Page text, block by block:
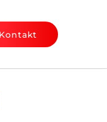
Kontakt